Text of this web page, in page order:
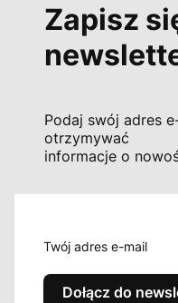
Zapisz
Podaj swój adres
otrzymywać
informacje o
Twój adres e-mail
Dołącz do